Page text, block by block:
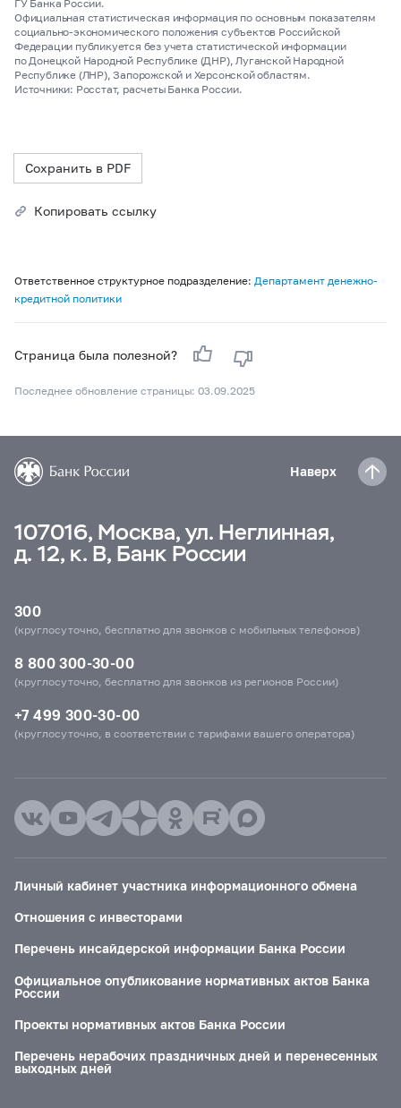
ГУ Банка России.
Официальная статистическая информация по основным показателям
социально-экономического положения субъектов Российской
Федерации публикуется без учета статистической информации
по Донецкой Народной Республике (ДНР), Луганской Народной
Республике (ЛНР), Запорожской и Херсонской областям.
Источники: Росстат, расчеты Банка России.
Сохранить в PDF
Копировать ссылку
Ответственное структурное подразделение: Департамент денежно-
кредитной политики
Страница была полезной?
Последнее обновление страницы: 03.09.2025
Наверх
107016, Москва, ул. Неглинная,
д. 12, к. В, Банк России
300
(круглосуточно, бесплатно для звонков с мобильных телефонов)
8 800 300-30-00
(круглосуточно, бесплатно для звонков из регионов России)
+7 499 300-30-00
(круглосуточно, в соответствии с тарифами вашего оператора)
Личный кабинет участника информационного обмена
Отношения с инвесторами
Перечень инсайдерской информации Банка России
Официальное опубликование нормативных актов Банка
России
Проекты нормативных актов Банка России
Перечень нерабочих праздничных дней и перенесенных
выходных дней